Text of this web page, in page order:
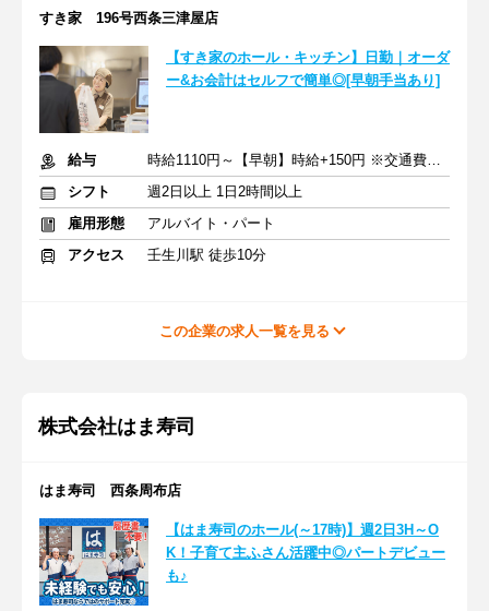
すき家 196号西条三津屋店
【すき家のホール・キッチン】日勤｜オーダ
ー&お会計はセルフで簡単◎[早朝手当あり]
給与
時給1110円～【早朝】時給+150円 ※交通費支給
シフト
週2日以上 1日2時間以上
雇用形態
アルバイト・パート
アクセス
壬生川駅 徒歩10分
この企業の求人一覧を見る
株式会社はま寿司
はま寿司 西条周布店
【はま寿司のホール(～17時)】週2日3H～O
K！子育て主ふさん活躍中◎パートデビュー
も♪